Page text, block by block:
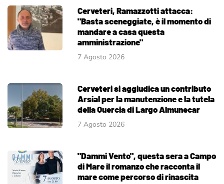
Cerveteri, Ramazzotti attacca:
"Basta sceneggiate, è il momento di
mandare a casa questa
amministrazione"
7 Agosto 2026
Cerveteri si aggiudica un contributo
Arsial per la manutenzione e la tutela
della Quercia di Largo Almunecar
7 Agosto 2026
"Dammi Vento", questa sera a Campo
di Mare il romanzo che racconta il
mare come percorso di rinascita